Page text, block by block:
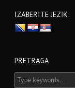
IZABERITE JEZIK
PRETRAGA